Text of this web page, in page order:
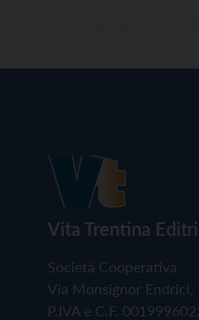
Vita Trentina
Società Cooperativa
Via Monsignor Endrici,
P.IVA e C.F.